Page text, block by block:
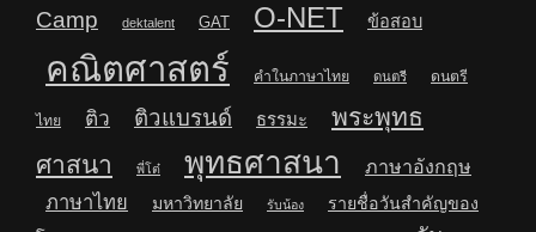
Camp
dektalent GAT O-NET ข้อสอบ
คณิตศาสตร์ คำในภาษาไทย ดนตรี ดนตรี
ไทย ติว ติวแบรนด์ ธรรมะ
พระพุทธ
ศาสนา
พี่โต๋ พุทธศาสนา ภาษาอังกฤษ
ภาษาไทย มหาวิทยาลัย รับน้อง
รายชื่อวันสำคัญของ